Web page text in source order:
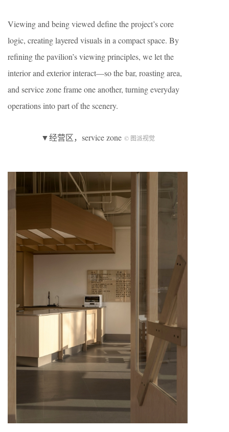
Viewing and being viewed define the project’s core
logic, creating layered visuals in a compact space. By
refining the pavilion’s viewing principles, we let the
interior and exterior interact—so the bar, roasting area,
and service zone frame one another, turning everyday
operations into part of the scenery.
▼经营区，service zone © 图派视觉